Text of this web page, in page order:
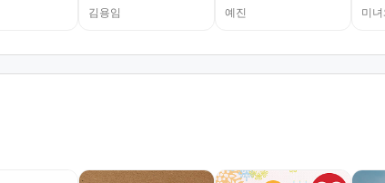
김용임 예진 미